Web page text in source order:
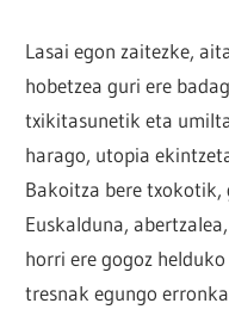
Lasai egon zaitezke,
hobetzea guri ere
txikitasunetik eta
harago, utopia
Bakoitza bere
Euskalduna,
horri ere gogoz
tresnak egungo